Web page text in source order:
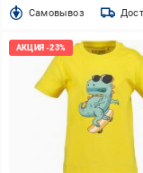
Cамовывоз